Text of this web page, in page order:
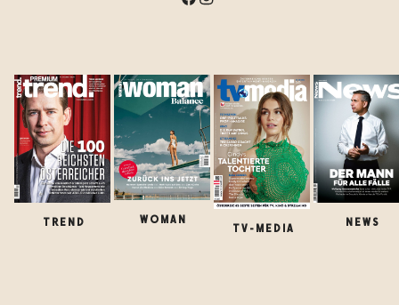
TREND WOMAN
TV-MEDIA
NEWS